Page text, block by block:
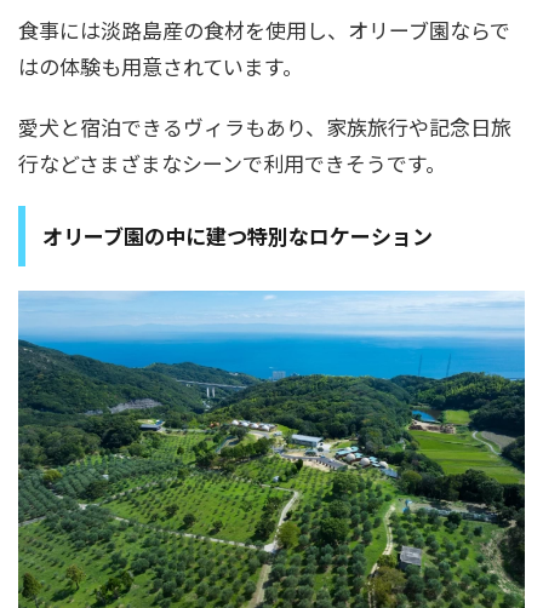
食事には淡路島産の食材を使用し、オリーブ園ならで
はの体験も用意されています。
愛犬と宿泊できるヴィラもあり、家族旅行や記念日旅
行などさまざまなシーンで利用できそうです。
オリーブ園の中に建つ特別なロケーション